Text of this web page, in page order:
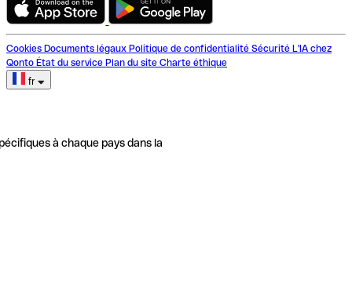
Cookies Documents légaux Politique de confidentialité Sécurité L'IA chez
Qonto État du service Plan du site Charte éthique
fr
à chaque pays dans la